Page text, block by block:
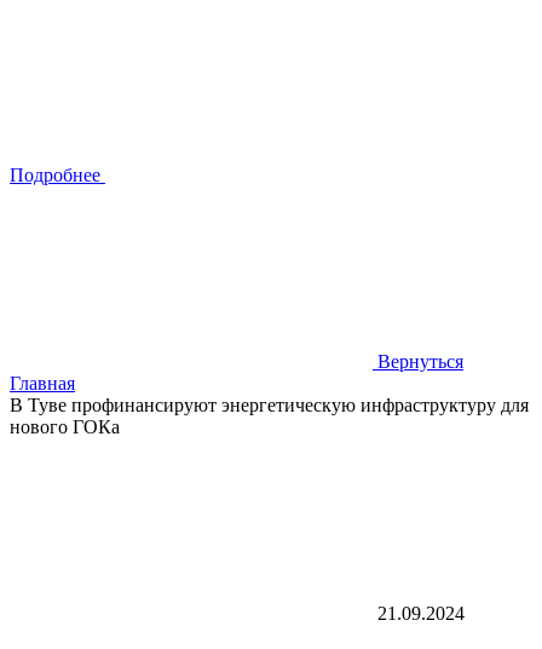
Подробнее
Вернуться
Главная
В Туве профинансируют энергетическую инфраструктуру для
нового ГОКа
21.09.2024